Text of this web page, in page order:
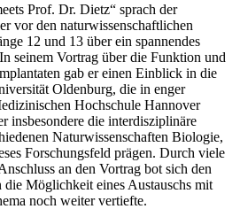
Prof. Dr. Dietz“ sprach der
vor den naturwissenschaftlichen
12 und 13 über ein spannendes
seinem Vortrag über die Funktion und
gab er einen Einblick in die
Oldenburg, die in enger
Hochschule Hannover
insbesondere die interdisziplinäre
Naturwissenschaften Biologie,
Forschungsfeld prägen. Durch viele
an den Vortrag bot sich den
die Möglichkeit eines Austauschs mit
noch weiter vertiefte.